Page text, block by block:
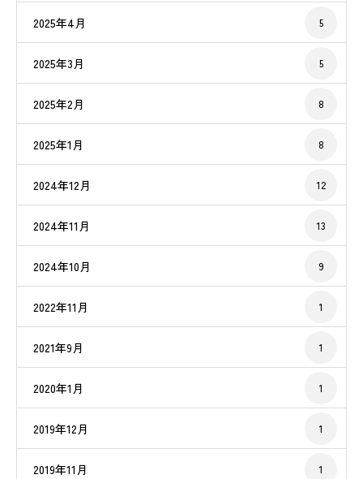
2025年4月 5
2025年3月 5
2025年2月 8
2025年1月 8
2024年12月 12
2024年11月 13
2024年10月 9
2022年11月 1
2021年9月 1
2020年1月 1
2019年12月 1
2019年11月 1